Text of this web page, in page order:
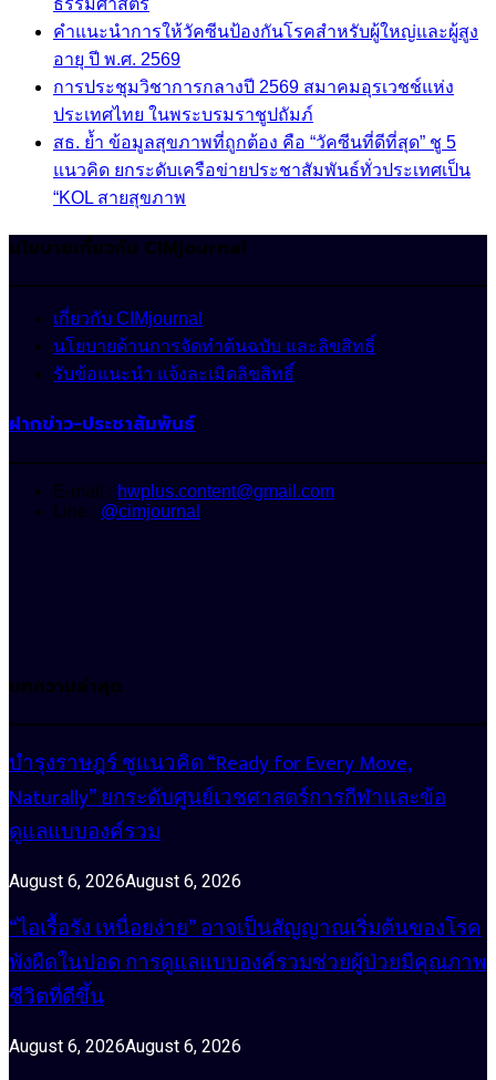
คำแนะนำการให้วัคซีนป้องกันโรคสำหรับผู้ใหญ่และผู้สูง
อายุ ปี พ.ศ. 2569
การประชุมวิชาการกลางปี 2569 สมาคมอุรเวชช์แห่ง
ประเทศไทย ในพระบรมราชูปถัมภ์
สธ. ย้ำ ข้อมูลสุขภาพที่ถูกต้อง คือ “วัคซีนที่ดีที่สุด” ชู 5
แนวคิด ยกระดับเครือข่ายประชาสัมพันธ์ทั่วประเทศเป็น
“KOL สายสุขภาพ
นโยบายเกี่ยวกับ CIMjournal
เกี่ยวกับ CIMjournal
นโยบายด้านการจัดทำต้นฉบับ และลิขสิทธิ์
รับข้อแนะนำ แจ้งละเมิดลิขสิทธิ์
ฝากข่าว-ประชาสัมพันธ์
E-mail : hwplus.content@gmail.com
Line : @cimjournal
บทความล่าสุด
บำรุงราษฎร์ ชูแนวคิด “Ready for Every Move,
Naturally” ยกระดับศูนย์เวชศาสตร์การกีฬาและข้อ
ดูแลแบบองค์รวม
August 6, 2026August 6, 2026
“ไอเรื้อรัง เหนื่อยง่าย” อาจเป็นสัญญาณเริ่มต้นของโรค
พังผืดในปอด การดูแลแบบองค์รวมช่วยผู้ป่วยมีคุณภาพ
ชีวิตที่ดีขึ้น
August 6, 2026August 6, 2026